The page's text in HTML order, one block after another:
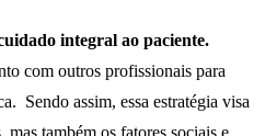
integral ao paciente.
com outros profissionais para
Sendo assim, essa estratégia visa
mas também os fatores sociais e